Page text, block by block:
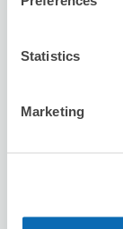
Statistics
Marketing
karaoke-
本日營業時間
ロッカーを探